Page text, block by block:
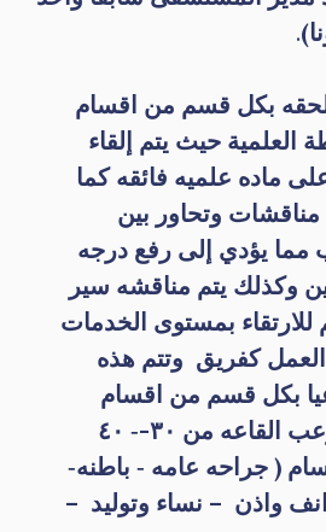
.
بكل قسم من اقسام
حيث يتم إلقاء
ماده علميه فائقه كما
وتحاور بين
مما يؤدي إلى رفع درجه
وكذلك يتم مناقشه سير
بمستوى الخدمات
كفريق وتتم هذه
بكل قسم من اقسام
( جراحه عامه ‐ باطنه‐
واذن – نساء وتوليد –